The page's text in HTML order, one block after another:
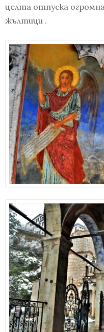
целта отпуска
жълтици .